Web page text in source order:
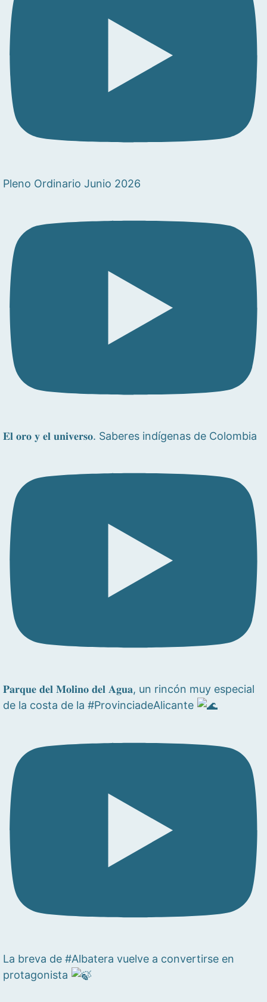
Pleno Ordinario Junio 2026
𝐄𝐥 𝐨𝐫𝐨 𝐲 𝐞𝐥 𝐮𝐧𝐢𝐯𝐞𝐫𝐬𝐨. Saberes indígenas de Colombia
𝐏𝐚𝐫𝐪𝐮𝐞 𝐝𝐞𝐥 𝐌𝐨𝐥𝐢𝐧𝐨 𝐝𝐞𝐥 𝐀𝐠𝐮𝐚, un rincón muy especial
de la costa de la #ProvinciadeAlicante
La breva de #Albatera vuelve a convertirse en
protagonista